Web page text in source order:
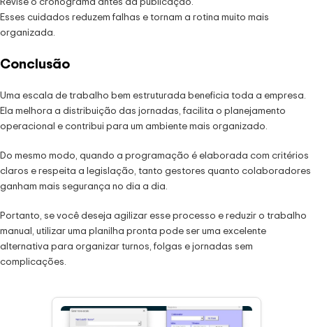
Esses cuidados reduzem falhas e tornam a rotina muito mais
organizada.
Conclusão
Uma escala de trabalho bem estruturada beneficia toda a empresa.
Ela melhora a distribuição das jornadas, facilita o planejamento
operacional e contribui para um ambiente mais organizado.
Do mesmo modo, quando a programação é elaborada com critérios
claros e respeita a legislação, tanto gestores quanto colaboradores
ganham mais segurança no dia a dia.
Portanto, se você deseja agilizar esse processo e reduzir o trabalho
manual, utilizar uma planilha pronta pode ser uma excelente
alternativa para organizar turnos, folgas e jornadas sem
complicações.